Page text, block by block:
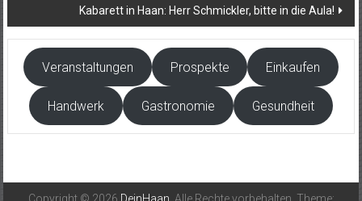
Kabarett in Haan: Herr Schmickler, bitte in die Aula!
Veranstaltungen Prospekte Einkaufen
Handwerk Gastronomie Gesundheit